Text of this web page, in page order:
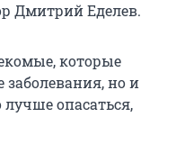
Дмитрий Еделев.
которые
заболевания, но и
лучше опасаться,